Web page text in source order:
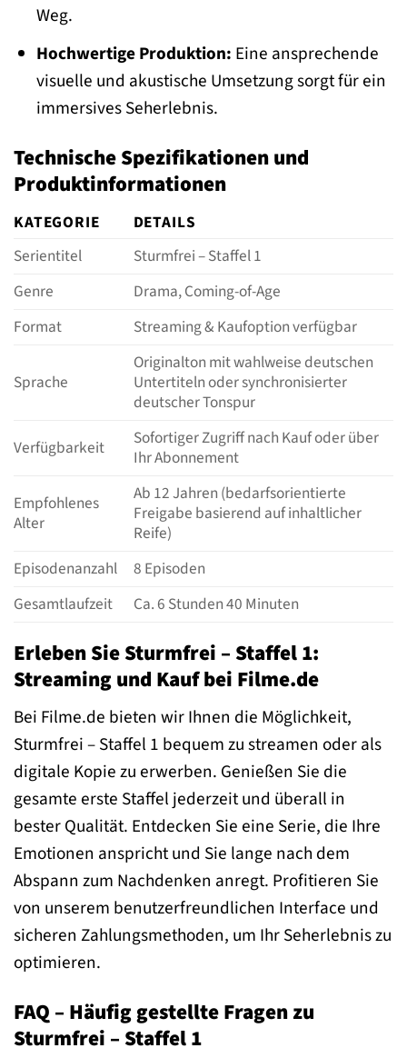
Weg.
Hochwertige Produktion: Eine ansprechende
visuelle und akustische Umsetzung sorgt für ein
immersives Seherlebnis.
Technische Spezifikationen und
Produktinformationen
KATEGORIE
DETAILS
Serientitel
Sturmfrei – Staffel 1
Genre
Drama, Coming-of-Age
Format
Streaming & Kaufoption verfügbar
Sprache
Originalton mit wahlweise deutschen
Untertiteln oder synchronisierter
deutscher Tonspur
Verfügbarkeit
Sofortiger Zugriff nach Kauf oder über
Ihr Abonnement
Empfohlenes
Alter
Ab 12 Jahren (bedarfsorientierte
Freigabe basierend auf inhaltlicher
Reife)
Episodenanzahl
8 Episoden
Gesamtlaufzeit
Ca. 6 Stunden 40 Minuten
Erleben Sie Sturmfrei – Staffel 1:
Streaming und Kauf bei Filme.de
Bei Filme.de bieten wir Ihnen die Möglichkeit,
Sturmfrei – Staffel 1 bequem zu streamen oder als
digitale Kopie zu erwerben. Genießen Sie die
gesamte erste Staffel jederzeit und überall in
bester Qualität. Entdecken Sie eine Serie, die Ihre
Emotionen anspricht und Sie lange nach dem
Abspann zum Nachdenken anregt. Profitieren Sie
von unserem benutzerfreundlichen Interface und
sicheren Zahlungsmethoden, um Ihr Seherlebnis zu
optimieren.
FAQ – Häufig gestellte Fragen zu
Sturmfrei – Staffel 1